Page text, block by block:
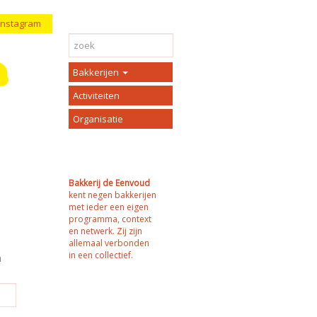
Bakkerijen
Activiteiten
Organisatie
Bakkerij de Eenvoud
kent negen bakkerijen
met ieder een eigen
programma, context
en netwerk. Zij zijn
allemaal verbonden
in een collectief.